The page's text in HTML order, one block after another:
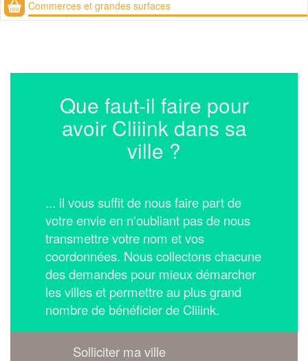
Commerces et grandes surfaces
Que faut-il faire pour
avoir Cliiink dans sa
ville ?
... il vous suffit de nous faire part de
votre envie en n'oubliant pas de nous
transmettre votre nom et vos
coordonnées. Nous collectons chacune
des demandes pour mieux démarcher
les villes et permettre au plus grand
nombre de bénéficier de Cliiink.
Solliciter ma ville